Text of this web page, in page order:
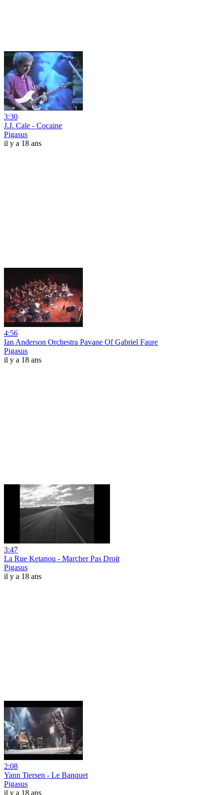
3:30
J.J. Cale - Cocaine
Pigasus
il y a 18 ans
4:56
Ian Anderson Orchestra Pavane Of Gabriel Faure
Pigasus
il y a 18 ans
3:47
La Rue Ketanou - Marcher Pas Droit
Pigasus
il y a 18 ans
2:08
Yann Tiersen - Le Banquet
Pigasus
il y a 18 ans